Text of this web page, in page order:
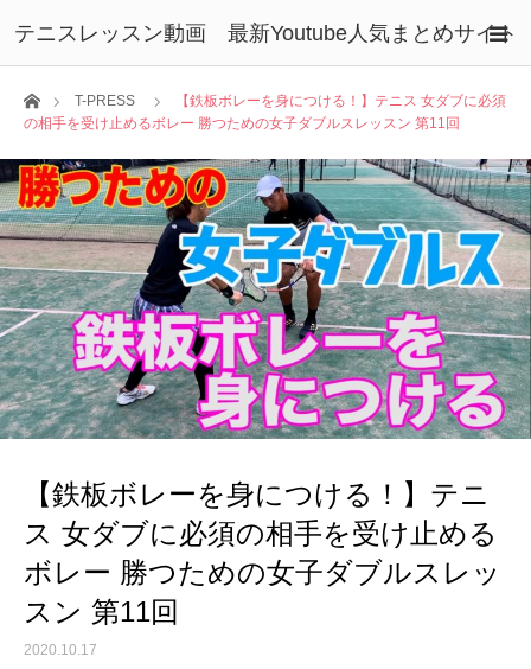
テニスレッスン動画 最新Youtube人気まとめサイト
ホームT-PRESS
【鉄板ボレーを身につける！】テニス 女ダブに必須
の相手を受け止めるボレー 勝つための女子ダブルスレッスン 第11回
【鉄板ボレーを身につける！】テニ
ス 女ダブに必須の相手を受け止める
ボレー 勝つための女子ダブルスレッ
スン 第11回
2020.10.17